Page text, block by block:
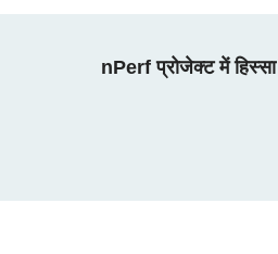
nPerf प्रोजेक्ट में